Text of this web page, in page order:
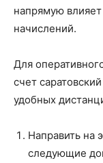
напрямую
начислений.
Для
счет
удобных
Направить на
следующие